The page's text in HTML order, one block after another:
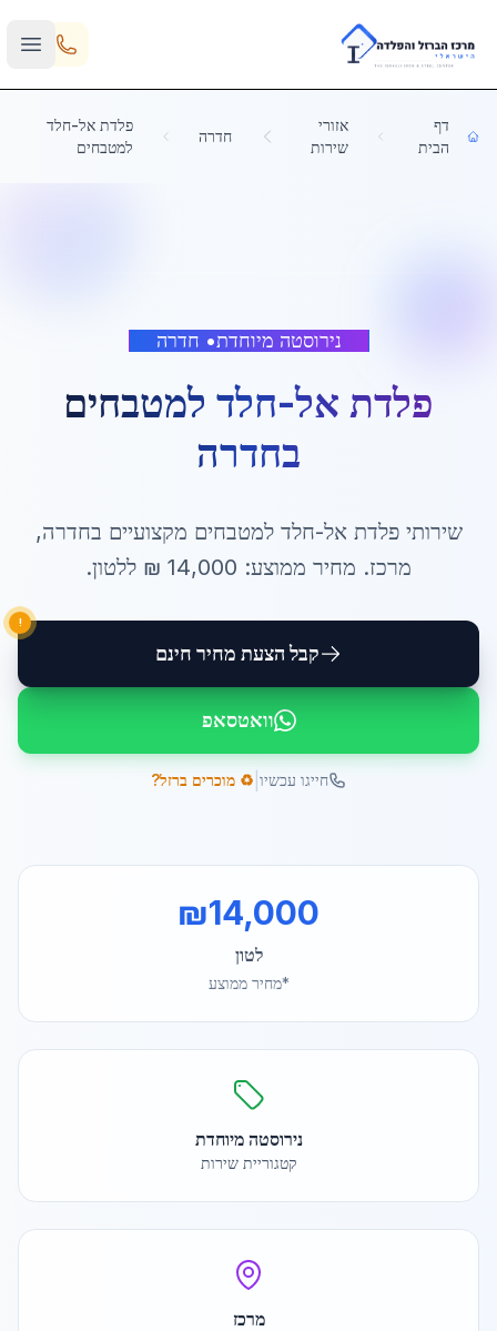
Skip to main content
דף
הבית
אזורי
שירות
חדרה
פלדת אל-חלד
למטבחים
נירוסטה מיוחדת• חדרה
פלדת אל-חלד למטבחים
בחדרה
שירותיפלדת אל-חלד למטבחים מקצועיים בחדרה,
מרכז. מחיר ממוצע: 14,000 ₪ ללטון.
קבל הצעת מחיר חינם
!
וואטסאפ
חייגו עכשיו ♻️ מוכרים ברזל?
₪14,000
לטון
*מחיר ממוצע
נירוסטה מיוחדת
קטגוריית שירות
מרכז